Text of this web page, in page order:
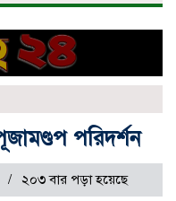
পরিদর্শন
২০৩ বার পড়া হয়েছে